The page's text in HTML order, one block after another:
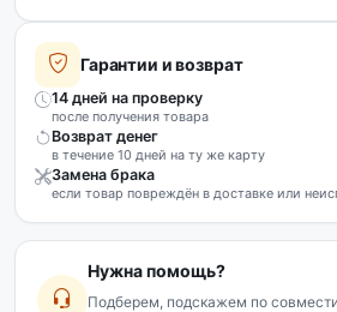
Гарантии и возврат
14 дней на проверку
после получения товара
Возврат денег
в течение 10 дней на ту же карту
Замена брака
если товар повреждён в доставке или
Нужна помощь?
Подберем, подскажем по